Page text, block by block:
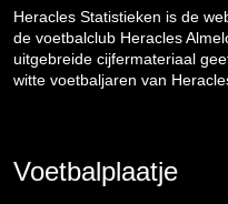
Heracles Statistieken is de
de voetbalclub Heracles
uitgebreide cijfermateriaal
witte voetbaljaren van
Voetbalplaatje